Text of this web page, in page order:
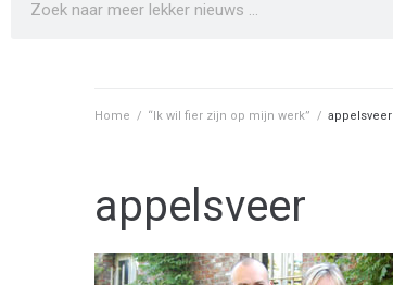
Home / “Ik wil fier zijn op mijn werk” / appelsveer
appelsveer